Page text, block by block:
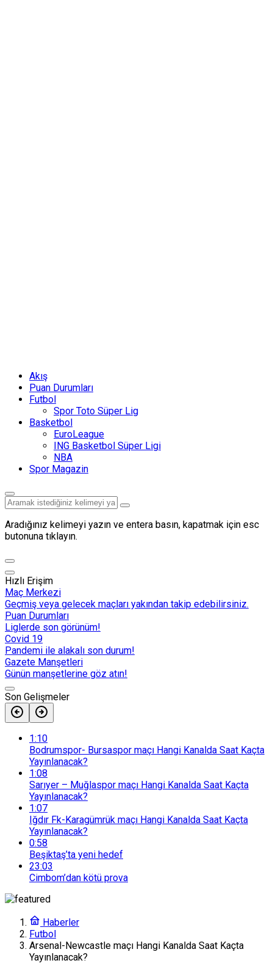
Akış
Puan Durumları
Futbol
Spor Toto Süper Lig
Basketbol
EuroLeague
ING Basketbol Süper Ligi
NBA
Spor Magazin
Aradığınız kelimeyi yazın ve entera basın, kapatmak için esc
butonuna tıklayın.
Hızlı Erişim
Maç Merkezi
Geçmiş veya gelecek maçları yakından takip edebilirsiniz.
Puan Durumları
Liglerde son görünüm!
Covid 19
Pandemi ile alakalı son durum!
Gazete Manşetleri
Günün manşetlerine göz atın!
Son Gelişmeler
1:10
Bodrumspor- Bursaspor maçı Hangi Kanalda Saat Kaçta
Yayınlanacak?
1:08
Sarıyer – Muğlaspor maçı Hangi Kanalda Saat Kaçta
Yayınlanacak?
1:07
Iğdır Fk-Karagümrük maçı Hangi Kanalda Saat Kaçta
Yayınlanacak?
0:58
Beşiktaş’ta yeni hedef
23:03
Cimbom’dan kötü prova
Haberler
Futbol
Arsenal-Newcastle maçı Hangi Kanalda Saat Kaçta
Yayınlanacak?